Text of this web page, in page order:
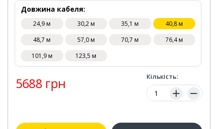
Довжина кабеля:
24,9 м 30,2 м 35,1 м
40,8 м
48,7 м
57,0 м 70,7 м
76,4 м
101,9 м
123,5 м
5688 грн Кількість:
Кількість: